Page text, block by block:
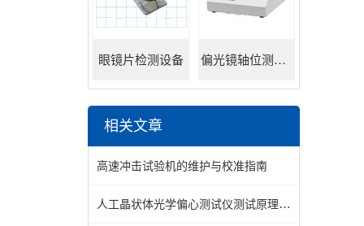
眼镜片检测设备 偏光镜轴位测试仪
相关文章
高速冲击试验机的维护与校准指南
人工晶状体光学偏心测试仪测试原理说明